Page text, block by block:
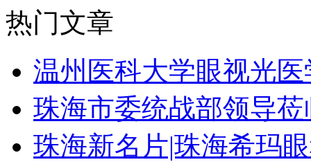
热门文章
温州医科大学眼视光
珠海市委统战部领导
珠海新名片|珠海希玛